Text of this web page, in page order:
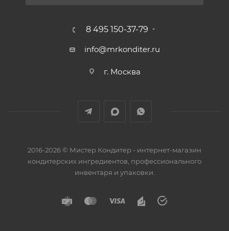
8 495 150-37-79
info@mrkonditer.ru
г. Москва
2016-2026 © Мистер Кондитер - интернет-магазин
кондитерских ингредиентов, профессионального
инвентаря и упаковки.